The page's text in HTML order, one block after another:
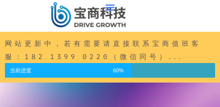
至
正
文
网站更新中，若有需要请直接联系宝商值班客
服：182 1399 0220（微信同号）...
当前进度 60%